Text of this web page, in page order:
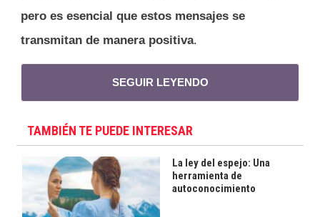
pero es esencial que estos mensajes se
transmitan de manera positiva.
SEGUIR LEYENDO
TAMBIÉN TE PUEDE INTERESAR
La ley del espejo: Una
herramienta de
autoconocimiento